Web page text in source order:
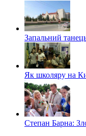
Запальний
Як школяру на
Степан Барна: